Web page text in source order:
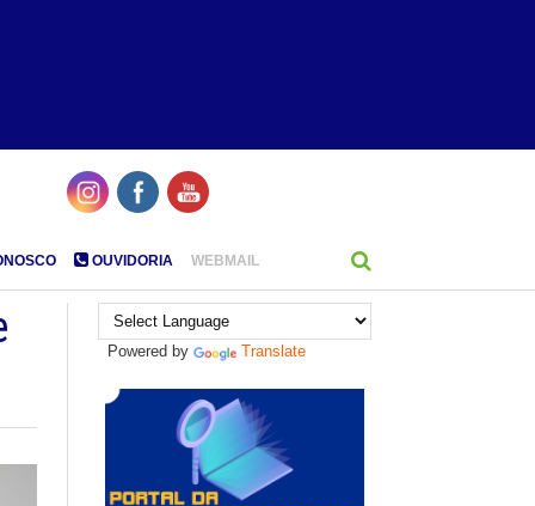
OUVIDORIA WEBMAIL
Powered by Translate